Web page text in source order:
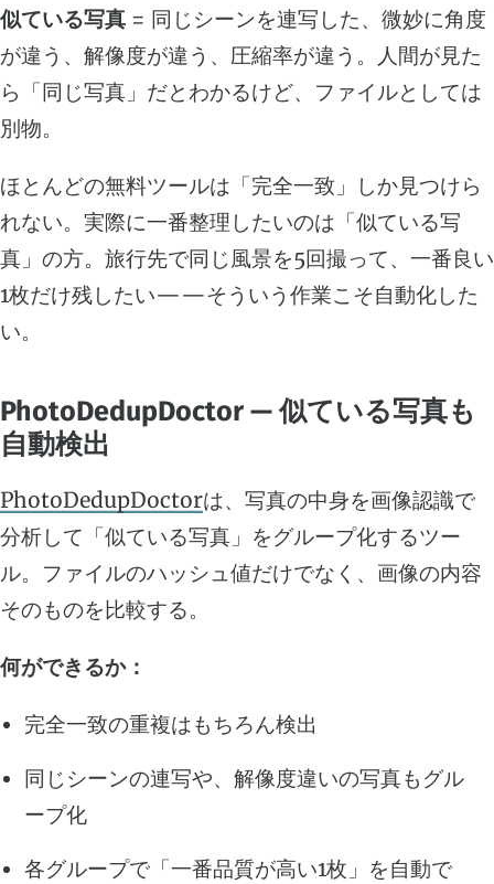
似ている写真 = 同じシーンを連写した、微妙に角度
が違う、解像度が違う、圧縮率が違う。人間が見た
ら「同じ写真」だとわかるけど、ファイルとしては
別物。
ほとんどの無料ツールは「完全一致」しか見つけら
れない。実際に一番整理したいのは「似ている写
真」の方。旅行先で同じ風景を5回撮って、一番良い
1枚だけ残したい——そういう作業こそ自動化した
い。
PhotoDedupDoctor — 似ている写真も
自動検出
PhotoDedupDoctorは、写真の中身を画像認識で
分析して「似ている写真」をグループ化するツー
ル。ファイルのハッシュ値だけでなく、画像の内容
そのものを比較する。
何ができるか：
完全一致の重複はもちろん検出
同じシーンの連写や、解像度違いの写真もグル
ープ化
各グループで「一番品質が高い1枚」を自動で